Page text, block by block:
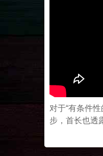
对于“有条件
步，首长也透